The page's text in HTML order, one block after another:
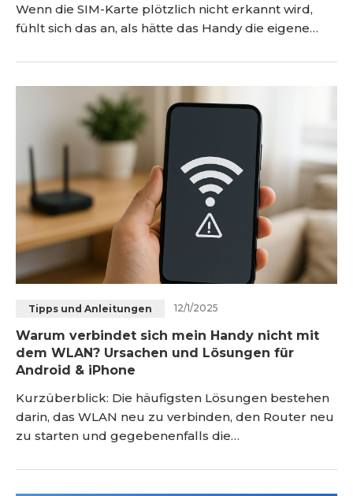
Wenn die SIM-Karte plötzlich nicht erkannt wird,
fühlt sich das an, als hätte das Handy die eigene
Netz. Das kann jeden treffen – ob nach einem
Update, einem Sturz oder einfach so über Nacht.
Doch keine Sorge: Meist ist die Lösung näher, als Sie
denken. <h2 id="erste-anzeichen-und-schnelle
Tipps und Anleitungen 12/1/2025
Warum verbindet sich mein Handy nicht mit
dem WLAN? Ursachen und Lösungen für
Android & iPhone
Kurzüberblick: Die häufigsten Lösungen bestehen
darin, das WLAN neu zu verbinden, den Router neu
zu starten und gegebenenfalls die
Auch Software-Updates und das Prüfen der
Signalstärke oder Router-Einstellungen helfen oft